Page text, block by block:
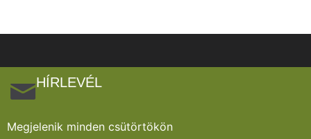
HÍRLEVÉL
Megjelenik minden csütörtökön